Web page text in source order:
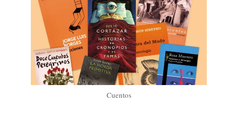
Cuentos